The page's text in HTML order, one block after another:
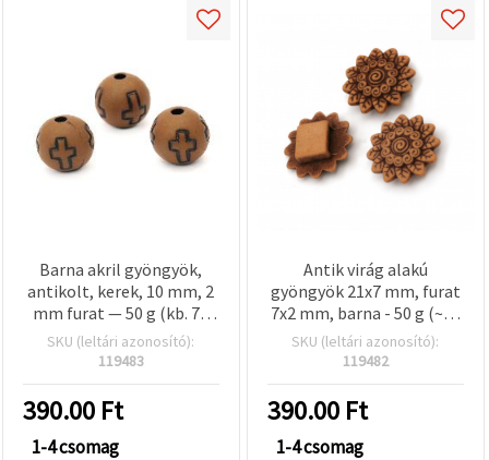
tartalmat
hirdetéseket
jelenítsünk
segítségével
Az "Összes
gombra
sütit, vagy
Beállításokban
Barna akril gyöngyök,
antikolt, kerek, 10 mm, 2
mm furat — 50 g (kb. 75
db), ékszerkészítéshez,
karkötőkhöz,
dekorációhoz
SKU (leltári azonosító):
119483
390.00 Ft
1-4 csomag
Antik virág alakú
gyöngyök 21x7 mm, furat
7x2 mm, barna - 50 g (~40
db)
SKU (leltári azonosító):
119482
390.00 Ft
1-4 csomag